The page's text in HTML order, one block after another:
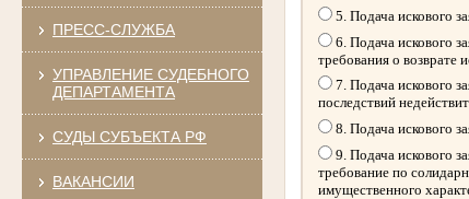
ПРЕСС-СЛУЖБА
УПРАВЛЕНИЕ СУДЕБНОГО
ДЕПАРТАМЕНТА
СУДЫ СУБЪЕКТА РФ
ВАКАНСИИ
5. Подача искового
6. Подача искового
требования о возврате
7. Подача искового
последствий
8. Подача искового
9. Подача искового
требование по
имущественного